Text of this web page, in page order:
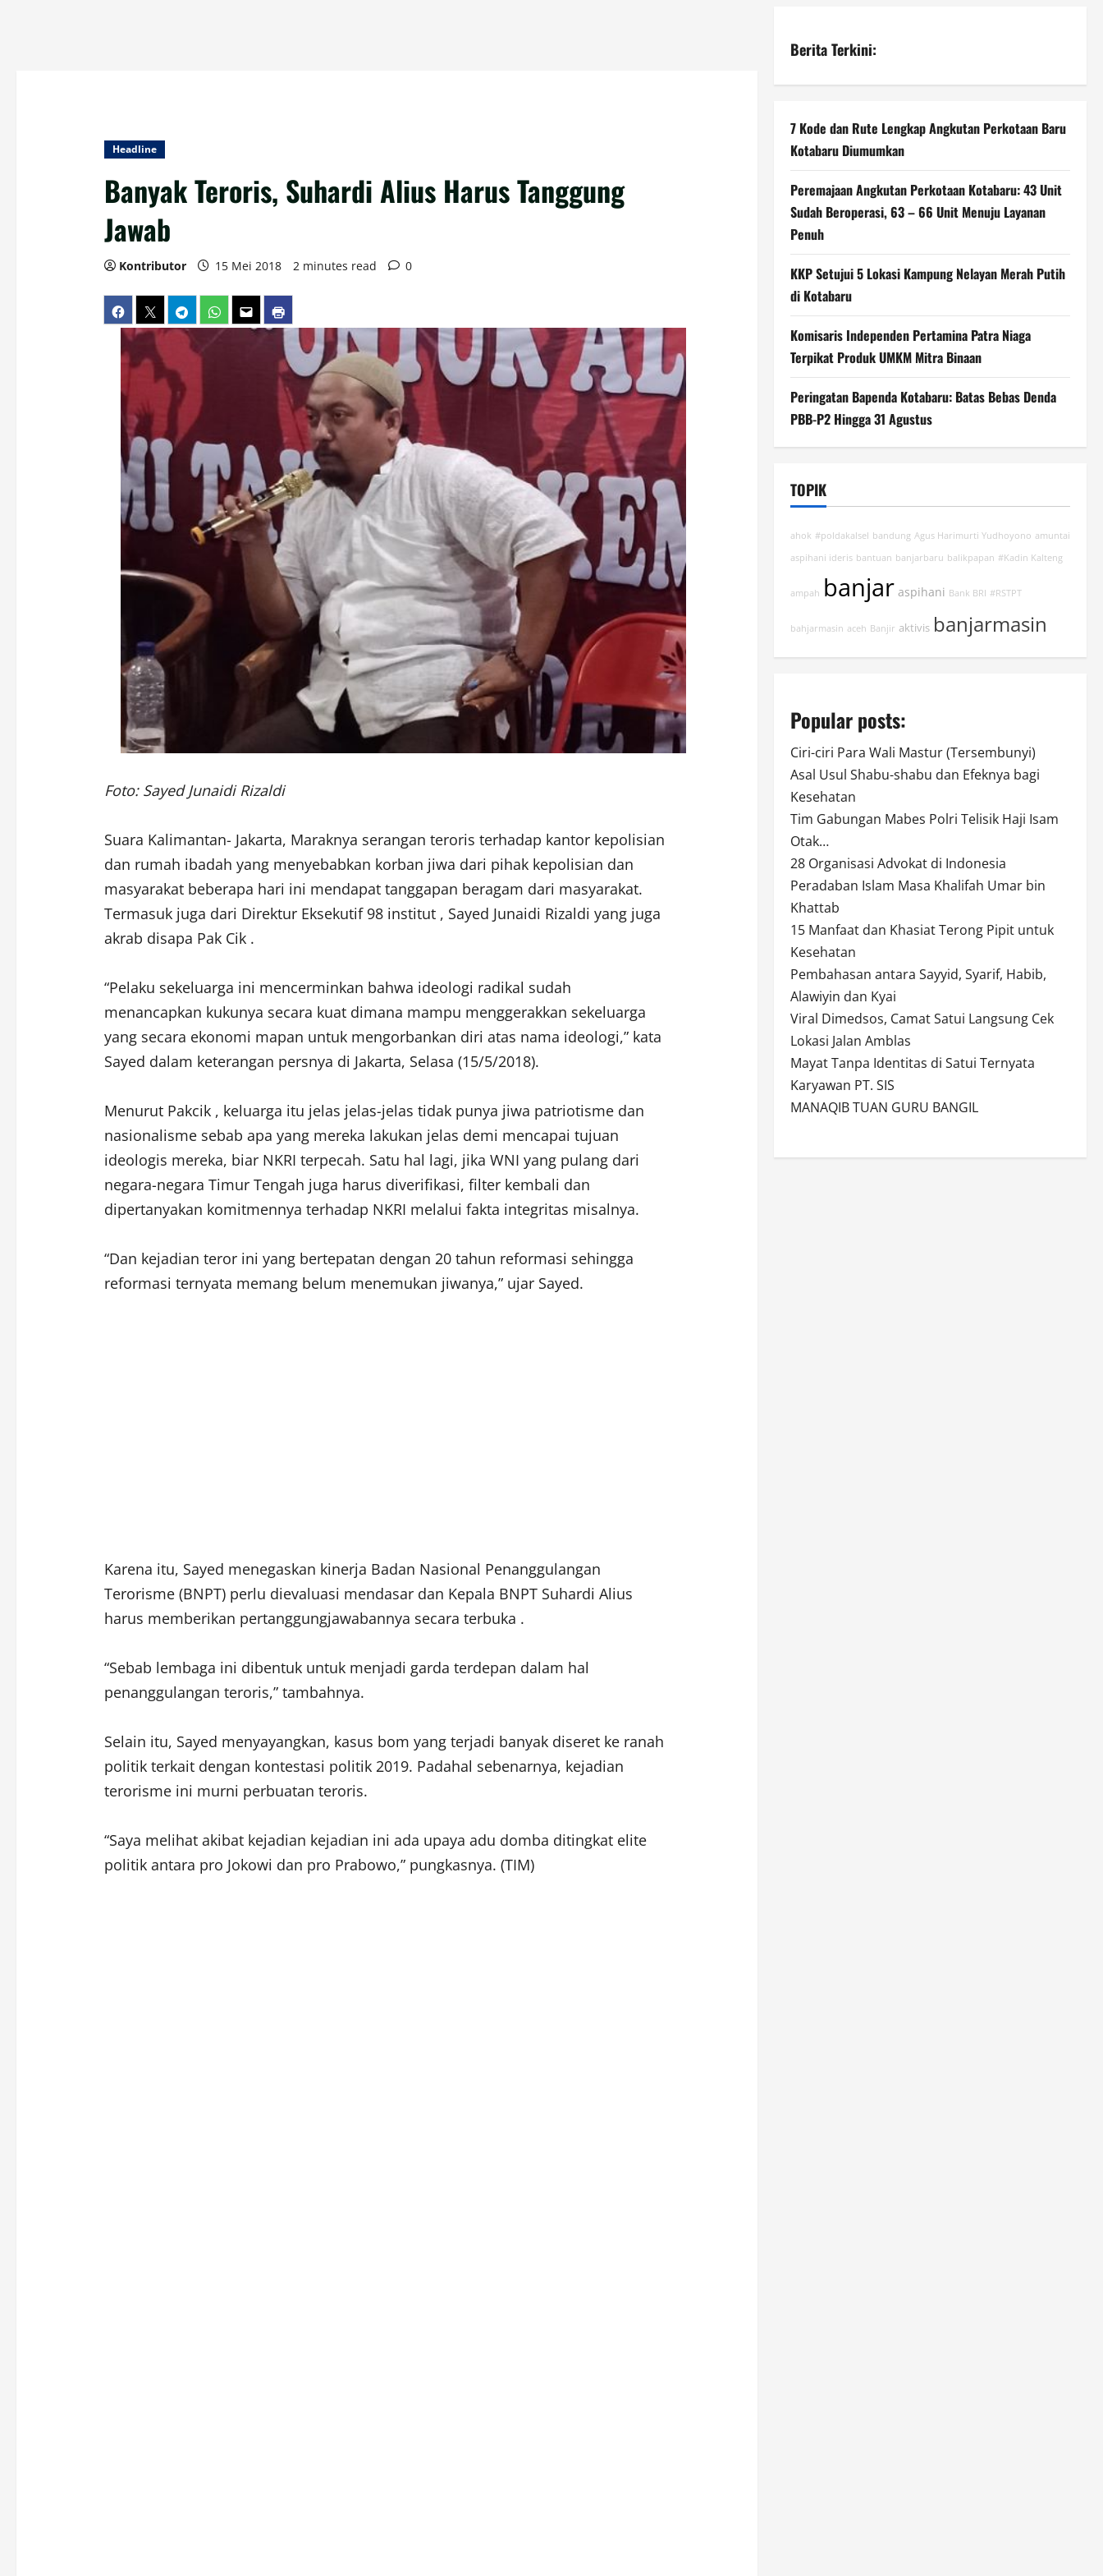
Headline
Banyak Teroris, Suhardi Alius Harus Tanggung
Jawab
Kontributor 15 Mei 2018 2 minutes read 0
Foto: Sayed Junaidi Rizaldi
Suara Kalimantan- Jakarta, Maraknya serangan teroris terhadap kantor kepolisian
dan rumah ibadah yang menyebabkan korban jiwa dari pihak kepolisian dan
masyarakat beberapa hari ini mendapat tanggapan beragam dari masyarakat.
Termasuk juga dari Direktur Eksekutif 98 institut , Sayed Junaidi Rizaldi yang juga
akrab disapa Pak Cik .
“Pelaku sekeluarga ini mencerminkan bahwa ideologi radikal sudah
menancapkan kukunya secara kuat dimana mampu menggerakkan sekeluarga
yang secara ekonomi mapan untuk mengorbankan diri atas nama ideologi,” kata
Sayed dalam keterangan persnya di Jakarta, Selasa (15/5/2018).
Menurut Pakcik , keluarga itu jelas jelas-jelas tidak punya jiwa patriotisme dan
nasionalisme sebab apa yang mereka lakukan jelas demi mencapai tujuan
ideologis mereka, biar NKRI terpecah. Satu hal lagi, jika WNI yang pulang dari
negara-negara Timur Tengah juga harus diverifikasi, filter kembali dan
dipertanyakan komitmennya terhadap NKRI melalui fakta integritas misalnya.
“Dan kejadian teror ini yang bertepatan dengan 20 tahun reformasi sehingga
reformasi ternyata memang belum menemukan jiwanya,” ujar Sayed.
Karena itu, Sayed menegaskan kinerja Badan Nasional Penanggulangan
Terorisme (BNPT) perlu dievaluasi mendasar dan Kepala BNPT Suhardi Alius
harus memberikan pertanggungjawabannya secara terbuka .
“Sebab lembaga ini dibentuk untuk menjadi garda terdepan dalam hal
penanggulangan teroris,” tambahnya.
Selain itu, Sayed menyayangkan, kasus bom yang terjadi banyak diseret ke ranah
politik terkait dengan kontestasi politik 2019. Padahal sebenarnya, kejadian
terorisme ini murni perbuatan teroris.
“Saya melihat akibat kejadian kejadian ini ada upaya adu domba ditingkat elite
politik antara pro Jokowi dan pro Prabowo,” pungkasnya. (TIM)
Berita Terkini:
7 Kode dan Rute Lengkap Angkutan Perkotaan Baru
Kotabaru Diumumkan
Peremajaan Angkutan Perkotaan Kotabaru: 43 Unit
Sudah Beroperasi, 63 – 66 Unit Menuju Layanan
Penuh
KKP Setujui 5 Lokasi Kampung Nelayan Merah Putih
di Kotabaru
Komisaris Independen Pertamina Patra Niaga
Terpikat Produk UMKM Mitra Binaan
Peringatan Bapenda Kotabaru: Batas Bebas Denda
PBB-P2 Hingga 31 Agustus
TOPIK
ahok #poldakalsel bandung Agus Harimurti Yudhoyono amuntai
aspihani ideris bantuan banjarbaru balikpapan #Kadin Kalteng
ampah banjar aspihani Bank BRI #RSTPT
bahjarmasin aceh Banjir aktivis banjarmasin
Popular posts:
Ciri-ciri Para Wali Mastur (Tersembunyi)
Asal Usul Shabu-shabu dan Efeknya bagi
Kesehatan
Tim Gabungan Mabes Polri Telisik Haji Isam
Otak…
28 Organisasi Advokat di Indonesia
Peradaban Islam Masa Khalifah Umar bin
Khattab
15 Manfaat dan Khasiat Terong Pipit untuk
Kesehatan
Pembahasan antara Sayyid, Syarif, Habib,
Alawiyin dan Kyai
Viral Dimedsos, Camat Satui Langsung Cek
Lokasi Jalan Amblas
Mayat Tanpa Identitas di Satui Ternyata
Karyawan PT. SIS
MANAQIB TUAN GURU BANGIL